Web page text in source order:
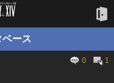
ース
0
1